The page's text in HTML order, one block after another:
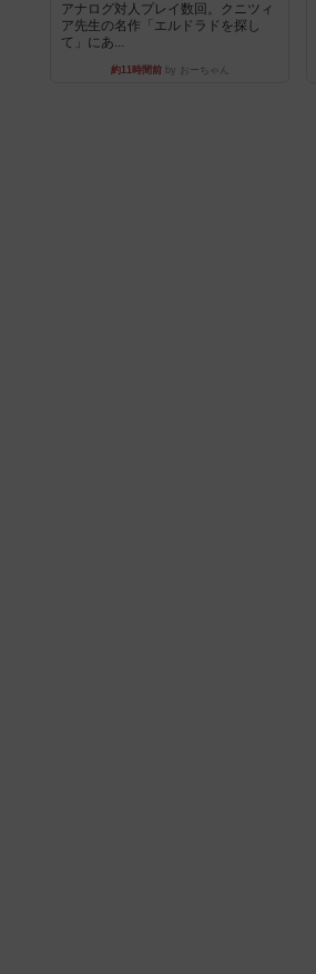
アナログ対人プレイ数回。クニツィ
ア先生の名作「エルドラドを探し
て」にあ...
約11時間前by おーちゃん